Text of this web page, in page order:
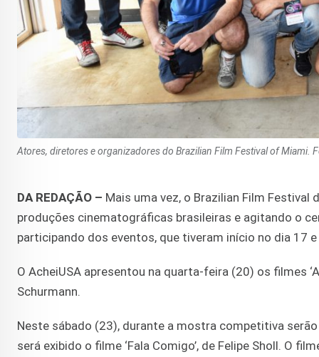
Atores, diretores e organizadores do Brazilian Film Festival of Miami.
DA REDAÇÃO – Mais uma vez, o Brazilian Film Festival
produções cinematográficas brasileiras e agitando o
participando dos eventos, que tiveram início no dia 17
O AcheiUSA apresentou na quarta-feira (20) os filmes
Schurmann.
Neste sábado (23), durante a mostra competitiva serão
será exibido o filme ‘Fala Comigo’, de Felipe Sholl. O